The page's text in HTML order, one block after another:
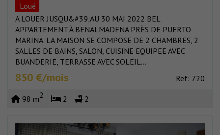
Loué
A LOUER JUSQU&#39;AU 30 MAI 2022 BEL
APPARTEMENT À BENALMADENA PRÈS DE PUERTO
MARINA. LA MAISON SE COMPOSE DE 2 CHAMBRES, 2
SALLES DE BAINS, SALON, CUISINE EQUIPEE AVEC
BUANDERIE, TERRASSE AVEC SOLEIL...
850 €/mois Ref: 720
98 m2 2 2